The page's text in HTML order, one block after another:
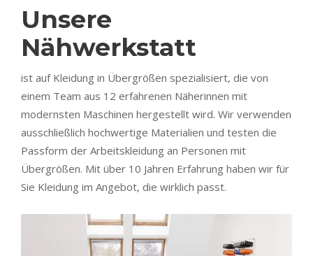
Unsere
Nähwerkstatt
ist auf Kleidung in Übergrößen spezialisiert, die von
einem Team aus 12 erfahrenen Näherinnen mit
modernsten Maschinen hergestellt wird. Wir verwenden
ausschließlich hochwertige Materialien und testen die
Passform der Arbeitskleidung an Personen mit
Übergrößen. Mit über 10 Jahren Erfahrung haben wir für
Sie Kleidung im Angebot, die wirklich passt.